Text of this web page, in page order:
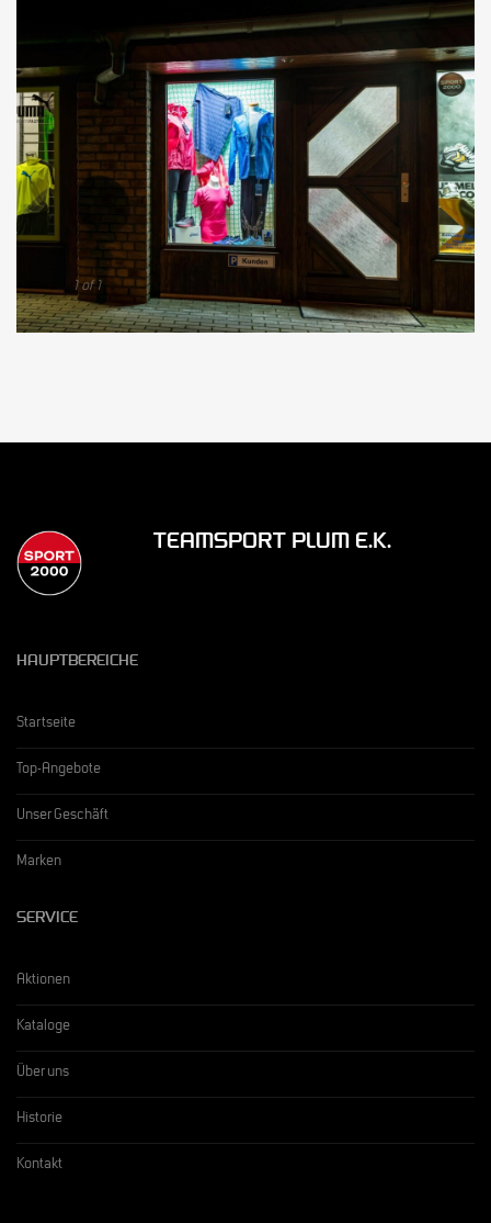
1 of 1
TEAMSPORT PLUM E.K.
HAUPTBEREICHE
Startseite
Top-Angebote
Unser Geschäft
Marken
SERVICE
Aktionen
Kataloge
Über uns
Historie
Kontakt